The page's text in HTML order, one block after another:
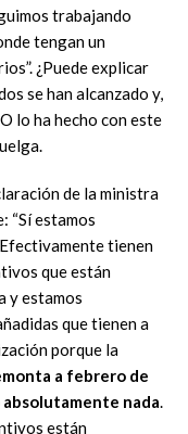
trabajando
tengan un
¿Puede explicar
se han alcanzado y,
lo ha hecho con este
de la ministra
“Sí estamos
tienen
que están
y estamos
que tienen a
porque la
a febrero de
absolutamente nada.
están